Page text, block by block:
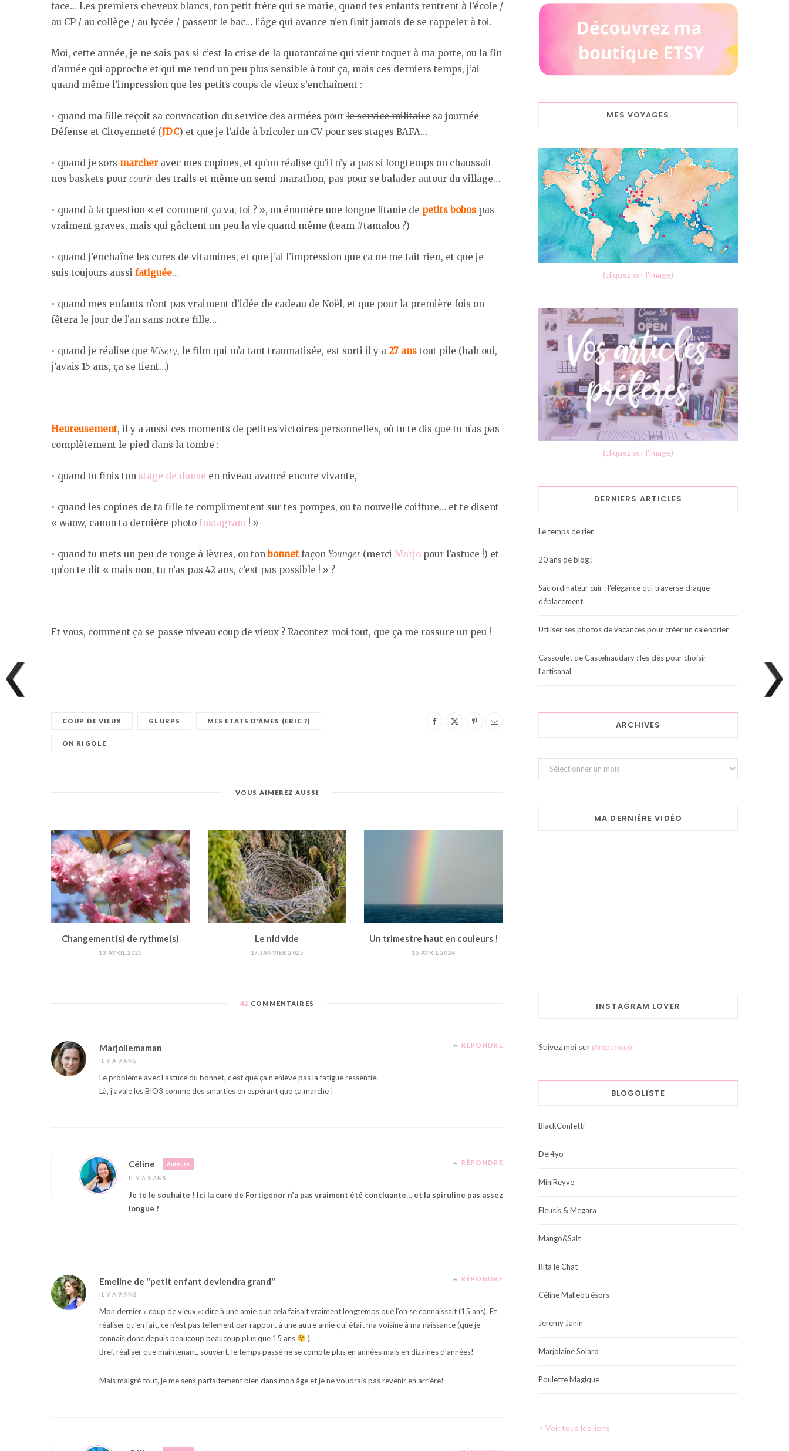
face… Les premiers cheveux blancs, ton petit frère qui se marie, quand tes enfants rentrent à l’école /
au CP / au collège / au lycée / passent le bac… l’âge qui avance n’en finit jamais de se rappeler à toi.
Moi, cette année, je ne sais pas si c’est la crise de la quarantaine qui vient toquer à ma porte, ou la fin
d’année qui approche et qui me rend un peu plus sensible à tout ça, mais ces derniers temps, j’ai
quand même l’impression que les petits coups de vieux s’enchaînent :
• quand ma fille reçoit sa convocation du service des armées pour le service militaire sa journée
Défense et Citoyenneté (JDC) et que je l’aide à bricoler un CV pour ses stages BAFA…
• quand je sors marcheravec mes copines, et qu’on réalise qu’il n’y a pas si longtemps on chaussait
nos baskets pour courir des trails et même un semi-marathon, pas pour se balader autour du village…
• quand à la question « et comment ça va, toi ? », on énumère une longue litanie de petits bobos pas
vraiment graves, mais qui gâchent un peu la vie quand même (team #tamalou ?)
• quand j’enchaîne les cures de vitamines, et que j’ai l’impression que ça ne me fait rien, et que je
suis toujours aussi fatiguée…
• quand mes enfants n’ont pas vraiment d’idée de cadeau de Noël, et que pour la première fois on
fêtera le jour de l’an sans notre fille…
• quand je réalise queMisery, le film qui m’a tant traumatisée, est sorti il y a 27 ans tout pile (bah oui,
j’avais 15 ans, ça se tient…)
Heureusement, il y a aussi ces moments de petites victoires personnelles, où tu te dis que tu n’as pas
complètement le pied dans la tombe :
• quand tu finis ton stage de danse en niveau avancé encore vivante,
• quand les copines de ta fille te complimentent sur tes pompes, ou ta nouvelle coiffure… et te disent
« waow, canon ta dernière photo Instagram ! »
• quand tu mets un peu de rouge à lèvres, ou ton bonnet façon Younger (merci Marjo pour l’astuce !) et
qu’on te dit « mais non, tu n’as pas 42 ans, c’est pas possible ! » ?
Et vous, comment ça se passe niveau coup de vieux ? Racontez-moi tout, que ça me rassure un peu !
COUP DE VIEUX GLURPS MES ÉTATS D'ÂMES (ERIC ?)
ON RIGOLE
VOUS AIMEREZ AUSSI
Changement(s) de rythme(s)
13 AVRIL 2025
Le nid vide
27 JANVIER 2025
Un trimestre haut en couleurs !
15 AVRIL 2024
42 COMMENTAIRES
Marjoliemaman
IL Y A 9 ANS
RÉPONDRE
Le problème avec l’astuce du bonnet, c’est que ça n’enlève pas la fatigue ressentie.
Là, j’avale les BIO3 comme des smarties en espérant que ça marche !
Céline
Auteure
IL Y A 9 ANS
RÉPONDRE
Je te le souhaite ! Ici la cure de Fortigenor n’a pas vraiment été concluante… et la spiruline pas assez
longue !
Emeline de "petit enfant deviendra grand"
IL Y A 9 ANS
RÉPONDRE
Mon dernier « coup de vieux »: dire à une amie que cela faisait vraiment longtemps que l’on se connaissait (15 ans). Et
réaliser qu’en fait, ce n’est pas tellement par rapport à une autre amie qui était ma voisine à ma naissance (que je
connais donc depuis beaucoup beaucoup plus que 15 ans
).
Bref, réaliser que maintenant, souvent, le temps passé ne se compte plus en années mais en dizaines d’années!
Mais malgré tout, je me sens parfaitement bien dans mon âge et je ne voudrais pas revenir en arrière!
MES VOYAGES
(cliquez sur l'image)
(cliquez sur l'image)
DERNIERS ARTICLES
Le temps de rien
20 ans de blog !
Sac ordinateur cuir : l’élégance qui traverse chaque
déplacement
Utiliser ses photos de vacances pour créer un calendrier
Cassoulet de Castelnaudary : les clés pour choisir
l’artisanal
ARCHIVES
Archives
MA DERNIÈRE VIDÉO
INSTAGRAM LOVER
Suivez moi sur @mpchoco
BLOGOLISTE
BlackConfetti
Del4yo
MiniReyve
Eleusis & Megara
Mango&Salt
Rita le Chat
Céline Malleotrésors
Jeremy Janin
Marjolaine Solaro
Poulette Magique
> Voir tous les liens